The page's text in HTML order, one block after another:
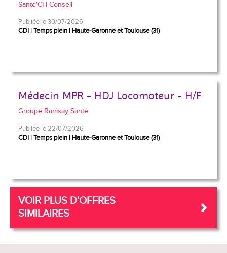
Sante'CH Conseil
Publiée le 30/07/2026
CDI Temps plein Haute-Garonne et Toulouse (31)
Médecin MPR - HDJ Locomoteur - H/F
Groupe Ramsay Santé
Publiée le 22/07/2026
CDI Temps plein Haute-Garonne et Toulouse (31)
VOIR PLUS D'OFFRES
SIMILAIRES